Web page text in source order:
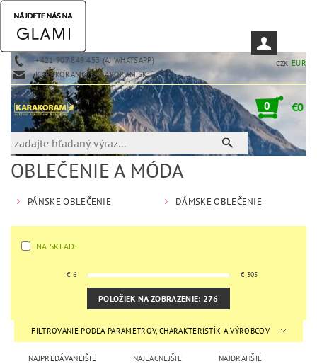
+421 907 849 453 (AJ WHATSAPP)
KARAKORAM@KARAKORAM.SK
CZK EUR
0 €0
OBLEČENIE A MÓDA
PÁNSKE OBLEČENIE DÁMSKE OBLEČENIE
NA SKLADE
€ 6 € 305
POLOŽIEK NA ZOBRAZENIE: 276
FILTROVANIE PODĽA PARAMETROV, CHARAKTERISTÍK A VÝROBCOV
NAJPREDÁVANEJŠIE NAJLACNEJŠIE NAJDRAHŠIE